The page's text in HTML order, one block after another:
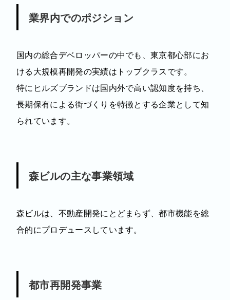
業界内でのポジション
国内の総合デベロッパーの中でも、東京都心部にお
ける大規模再開発の実績はトップクラスです。
特にヒルズブランドは国内外で高い認知度を持ち、
長期保有による街づくりを特徴とする企業として知
られています。
森ビルの主な事業領域
森ビルは、不動産開発にとどまらず、都市機能を総
合的にプロデュースしています。
都市再開発事業